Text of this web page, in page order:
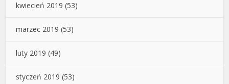
kwiecień 2019 (53)
marzec 2019 (53)
luty 2019 (49)
styczeń 2019 (53)